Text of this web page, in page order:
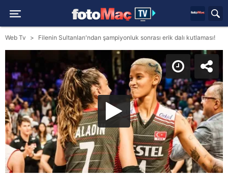
Web Tv Filenin Sultanları'ndan şampiyonluk sonrası erik dalı kutlaması!